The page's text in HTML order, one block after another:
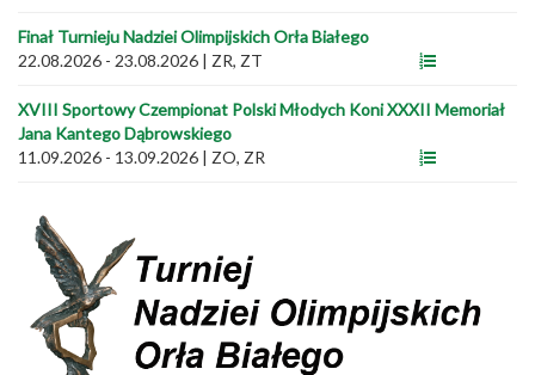
Finał Turnieju Nadziei Olimpijskich Orła Białego
22.08.2026 - 23.08.2026 | ZR, ZT
XVIII Sportowy Czempionat Polski Młodych Koni XXXII Memoriał
Jana Kantego Dąbrowskiego
11.09.2026 - 13.09.2026 | ZO, ZR